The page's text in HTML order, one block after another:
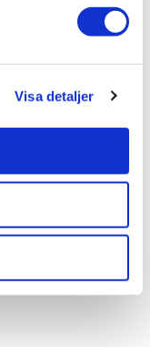
Visa detaljer